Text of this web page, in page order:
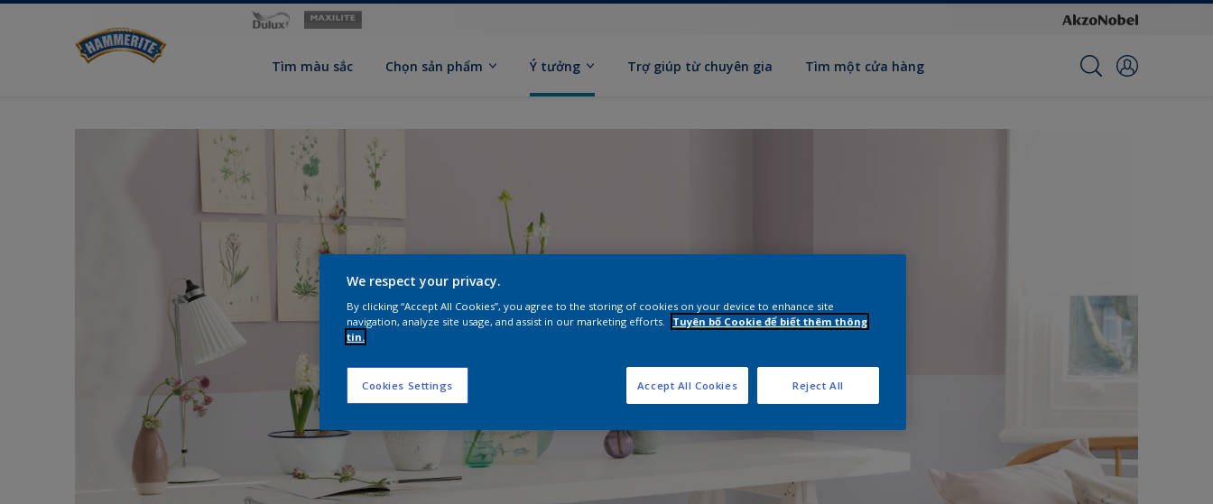
Tìm màu sắc Chọn sản phẩm Ý tưởng Trợ giúp từ chuyên gia Tìm một cửa hàng
We respect your privacy.
By clicking “Accept All Cookies”, you agree to the storing of cookies on your device to enhance site
navigation, analyze site usage, and assist in our marketing efforts.
Tuyên bố Cookie để biết thêm thông
tin.
Reject All
Accept All Cookies
Cookies Settings